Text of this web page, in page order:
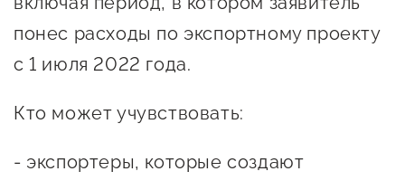
инновационно-
технологического
предпринимателей
понес расходы по экспортному проекту
с 1 июля 2022 года.
Кто может учувствовать:
- экспортеры, которые создают